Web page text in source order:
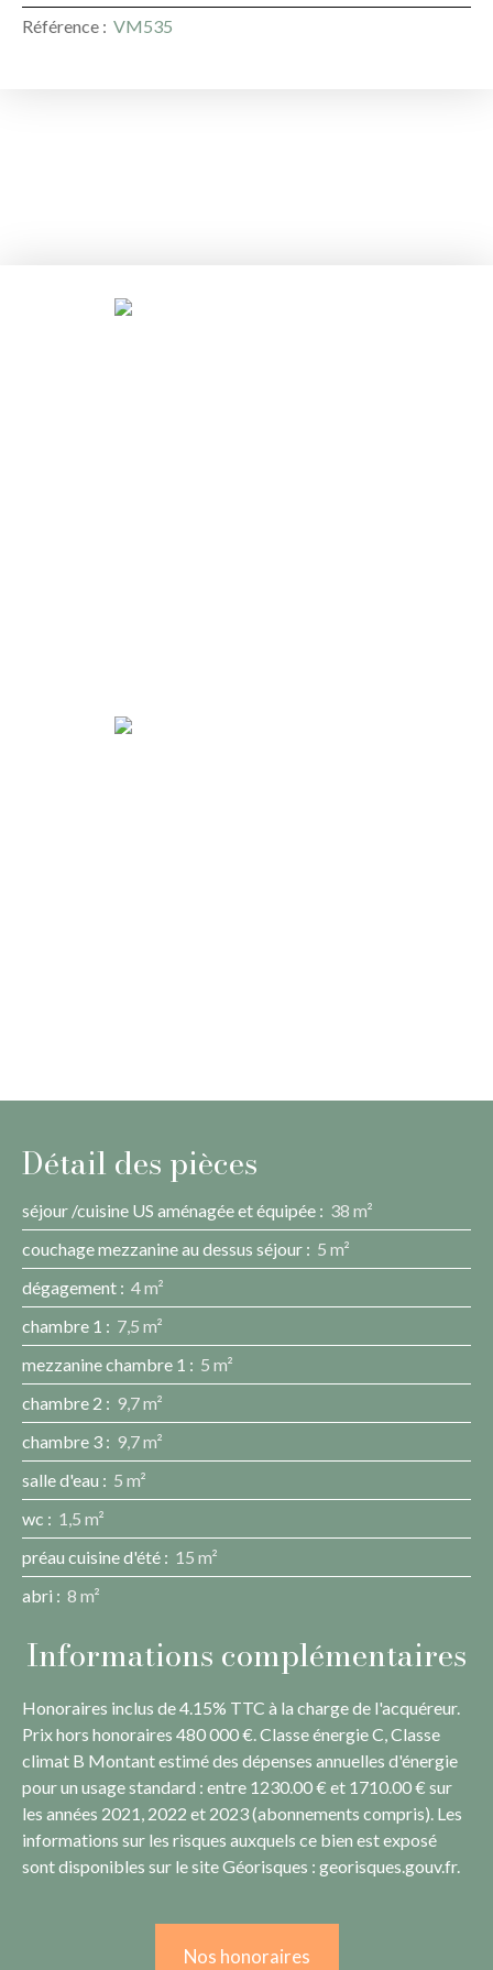
Référence : VM535
Détail des pièces
séjour /cuisine US aménagée et équipée : 38 m²
couchage mezzanine au dessus séjour : 5 m²
dégagement : 4 m²
chambre 1 : 7,5 m²
mezzanine chambre 1 : 5 m²
chambre 2 : 9,7 m²
chambre 3 : 9,7 m²
salle d'eau : 5 m²
wc : 1,5 m²
préau cuisine d'été : 15 m²
abri : 8 m²
Informations complémentaires
Honoraires inclus de 4.15% TTC à la charge de l'acquéreur.
Prix hors honoraires 480 000 €. Classe énergie C, Classe
climat B Montant estimé des dépenses annuelles d'énergie
pour un usage standard : entre 1230.00 € et 1710.00 € sur
les années 2021, 2022 et 2023 (abonnements compris). Les
informations sur les risques auxquels ce bien est exposé
sont disponibles sur le site Géorisques : georisques.gouv.fr.
Nos honoraires